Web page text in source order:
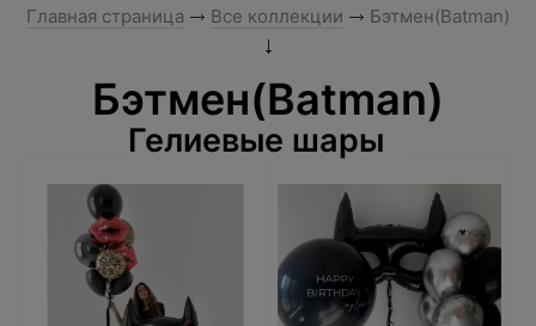
Главная страница Все коллекции Бэтмен(Batman)
Бэтмен(Batman)
Гелиевые шары